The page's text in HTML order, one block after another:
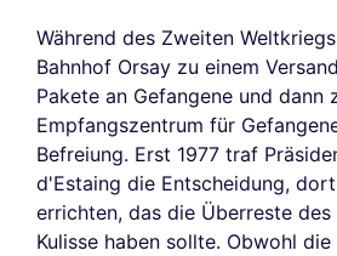
Während des Zweiten
Bahnhof Orsay zu einem
Pakete an Gefangene und dann
Empfangszentrum für
Befreiung. Erst 1977 traf
d'Estaing die Entscheidung,
errichten, das die Überreste des
Kulisse haben sollte. Obwohl